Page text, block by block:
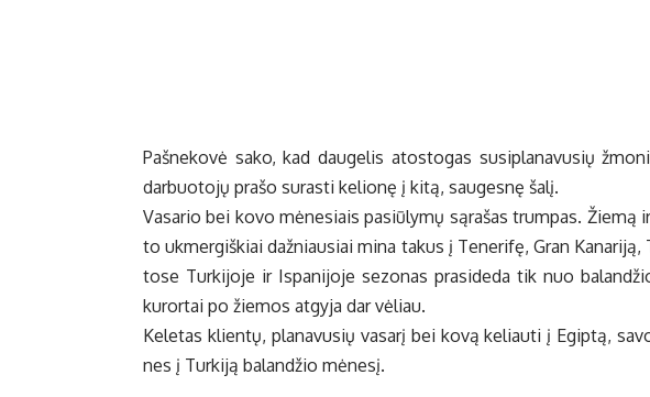
Pa­šne­ko­vė sa­ko, kad dau­ge­lis atos­to­gas su­si­pla­na­vu­sių
dar­buo­to­jų pra­šo su­ras­ti ke­lio­nę į ki­tą, sau­ges­nę ša­lį.
Va­sa­rio bei ko­vo mė­ne­siais pa­siū­ly­mų są­ra­šas trum­pas.
to uk­mer­giš­kiai daž­niau­siai mi­na ta­kus į Te­ne­ri­fę, Gran
to­se Tur­ki­jo­je ir Is­pa­ni­jo­je se­zo­nas pra­si­de­da tik nuo
ku­ror­tai po žie­mos at­gy­ja dar vė­liau.
Ke­le­tas klien­tų, pla­na­vu­sių va­sa­rį bei ko­vą ke­liau­ti į Egip­tą,
nes į Tur­ki­ją ba­lan­džio mė­ne­sį.